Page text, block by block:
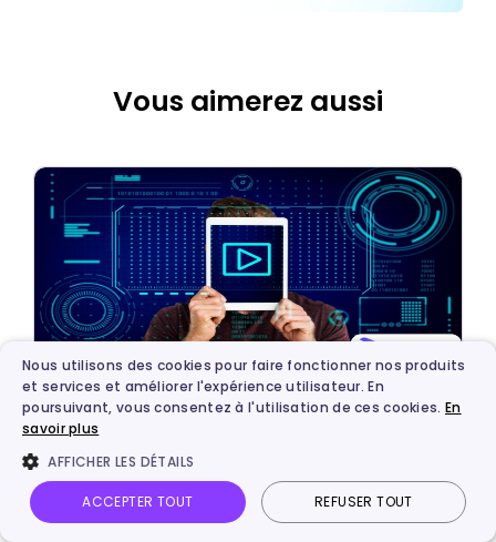
Vous aimerez aussi
Intelligence artificielle
automatique en 2025 pour une édition
vidéo rapide et professionnelle
Nous utilisons des cookies pour faire fonctionner nos produits
et services et améliorer l'expérience utilisateur. En
poursuivant, vous consentez à l'utilisation de ces cookies. En
savoir plus
AFFICHER LES DÉTAILS
ACCEPTER TOUT REFUSER TOUT